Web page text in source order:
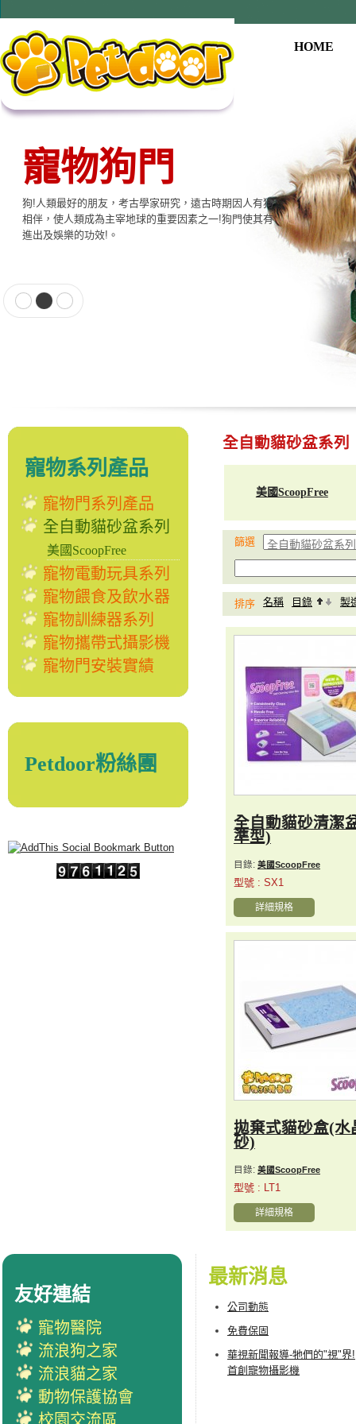
HOME
寵物狗門
狗!人類最好的朋友，考古學家研究，遠古時期因人有狗
相伴，使人類成為主宰地球的重要因素之一!狗門使其有
進出及娛樂的功效!。
寵物系列產品
寵物門系列產品
全自動貓砂盆系列
美國ScoopFree
寵物電動玩具系列
寵物餵食及飲水器
寵物訓練器系列
寵物攜帶式攝影機
寵物門安裝實績
Petdoor粉絲團
全自動貓砂盆系列
美國ScoopFree
篩選
排序 名稱 目錄 製
全自動貓砂清潔
準型)
目錄: 美國ScoopFree
型號 : SX1
詳細規格
拋棄式貓砂盒(水
砂)
目錄: 美國ScoopFree
型號 : LT1
詳細規格
最新消息
公司動態
免費保固
華視新聞報導-牠們的"視"界!
首創寵物攝影機
友好連結
寵物醫院
流浪狗之家
流浪貓之家
動物保護協會
校園交流區